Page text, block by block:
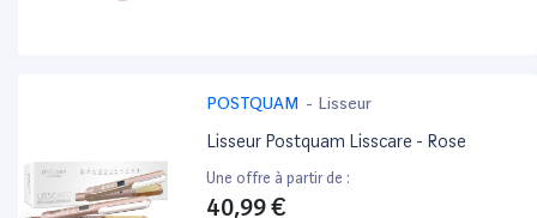
POSTQUAM - Lisseur
Lisseur Postquam Lisscare - Rose
Une offre à partir de :
40,99 €